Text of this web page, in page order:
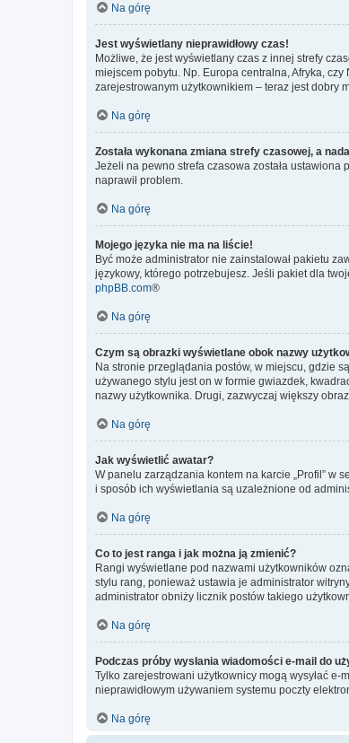
Na górę
Jest wyświetlany nieprawidłowy czas!
Możliwe, że jest wyświetlany czas z innej strefy
miejscem pobytu. Np. Europa centralna, Afryka,
zarejestrowanym użytkownikiem – teraz jest dobry
Na górę
Została wykonana zmiana strefy czasowej, a
Jeżeli na pewno strefa czasowa została ustawiona
naprawił problem.
Na górę
Mojego języka nie ma na liście!
Być może administrator nie zainstalował pakietu
językowy, którego potrzebujesz. Jeśli pakiet dla
phpBB.com®
Na górę
Czym są obrazki wyświetlane obok nazwy
Na stronie przeglądania postów, w miejscu, gdzie
używanego stylu jest on w formie gwiazdek,
nazwy użytkownika. Drugi, zazwyczaj większy
Na górę
Jak wyświetlić awatar?
W panelu zarządzania kontem na karcie „Profil” w
i sposób ich wyświetlania są uzależnione od
Na górę
Co to jest ranga i jak można ją zmienić?
Rangi wyświetlane pod nazwami użytkowników
stylu rang, ponieważ ustawia je administrator
administrator obniży licznik postów takiego
Na górę
Podczas próby wysłania wiadomości e-mail do
Tylko zarejestrowani użytkownicy mogą wysyłać
nieprawidłowym używaniem systemu poczty
Na górę